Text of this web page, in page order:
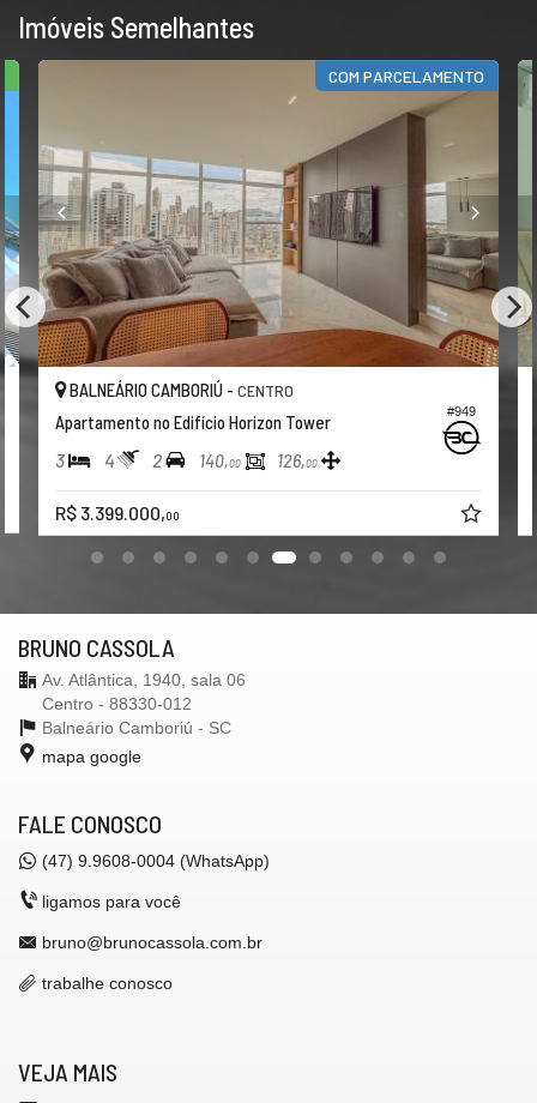
Imóveis Semelhantes
COM PARCELAMENTO
#949
BALNEÁRIO CAMBORIÚ - CENTRO
Apartamento no Edifício Horizon Tower
3 4 2 140,00 126,00
R$ 3.399.000,00
BRUNO CASSOLA
Av. Atlântica, 1940, sala 06
Centro - 88330-012
Balneário Camboriú - SC
mapa google
FALE CONOSCO
(47) 9.9608-0004 (WhatsApp)
ligamos para você
bruno@brunocassola.com.br
trabalhe conosco
VEJA MAIS